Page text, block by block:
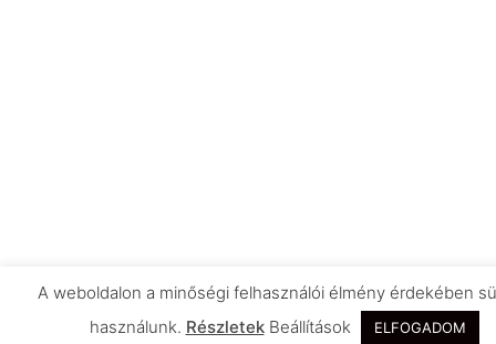
A weboldalon a minőségi felhasználói élmény érdekében
használunk. Részletek Beállítások ELFOGADOM